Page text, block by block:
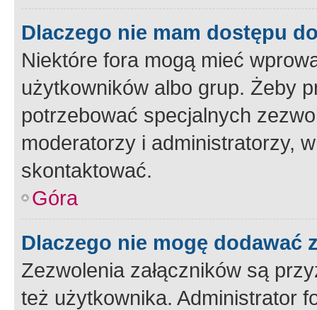
Dlaczego nie mam dostępu
Niektóre fora mogą mieć
użytkowników albo grup. Żeby
potrzebować specjalnych
moderatorzy i administratorzy,
skontaktować.
Góra
Dlaczego nie mogę dodawać
Zezwolenia załączników są
też użytkownika. Administrator